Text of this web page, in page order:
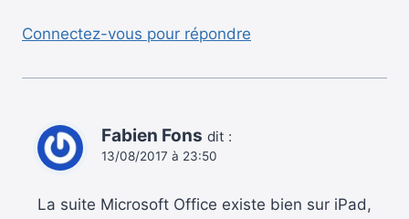
Connectez-vous pour répondre
Fabien Fons dit :
13/08/2017 à 23:50
La suite Microsoft Office existe bien sur iPad,